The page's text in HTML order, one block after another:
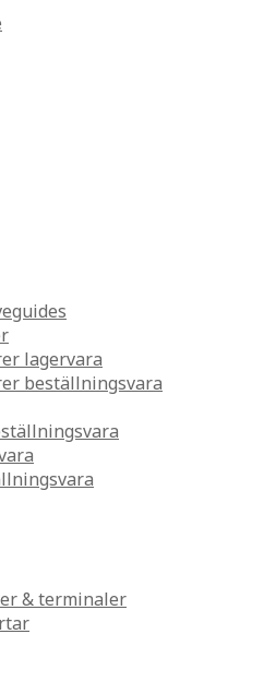
lagervara
beställningsvara
& terminaler